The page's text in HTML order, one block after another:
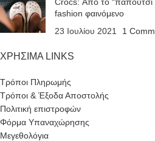
fashion φαινόμενο
23 Ιουλίου 2021
1
ΧΡΗΣΙΜΑ LINKS
Τρόποι Πληρωμής
Τρόποι & Έξοδα Αποστολής
Πολιτική επιστροφών
Φόρμα Υπαναχώρησης
Μεγεθολόγια